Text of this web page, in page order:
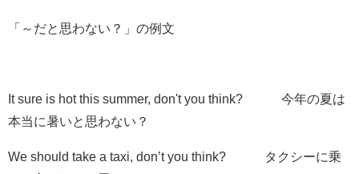
「～だと思わない？」の例文
It sure is hot this summer, don't you think? 今年の夏は
本当に暑いと 思わない？
We should take a taxi, don’t you think? タクシーに乗